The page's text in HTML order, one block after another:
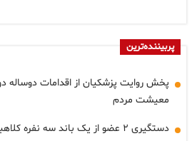
پربیننده‌ترین
پخش روایت پزشکیان از اقدامات دوساله
معیشت مردم
دستگیری ۲ عضو از یک باند سه نفره کلاهبرداری اینترنتی در قزوین